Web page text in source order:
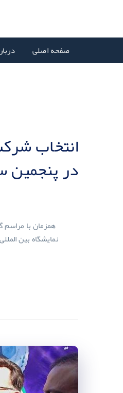
صفحه اصلی
انتخاب
در پنجمین
همزمان با مراسم
نمایشگاه بین